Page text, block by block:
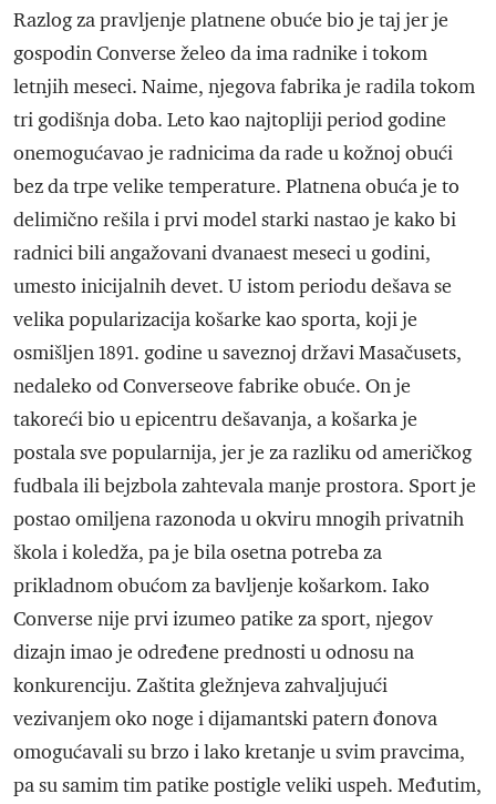
Razlog za pravljenje platnene obuće bio je taj jer je
gospodin Converse želeo da ima radnike i tokom
letnjih meseci. Naime, njegova fabrika je radila tokom
tri godišnja doba. Leto kao najtopliji period godine
onemogućavao je radnicima da rade u kožnoj obući
bez da trpe velike temperature. Platnena obuća je to
delimično rešila i prvi model starki nastao je kako bi
radnici bili angažovani dvanaest meseci u godini,
umesto inicijalnih devet. U istom periodu dešava se
velika popularizacija košarke kao sporta, koji je
osmišljen 1891. godine u saveznoj državi Masačusets,
nedaleko od Converseove fabrike obuće. On je
takoreći bio u epicentru dešavanja, a košarka je
postala sve popularnija, jer je za razliku od američkog
fudbala ili bejzbola zahtevala manje prostora. Sport je
postao omiljena razonoda u okviru mnogih privatnih
škola i koledža, pa je bila osetna potreba za
prikladnom obućom za bavljenje košarkom. Iako
Converse nije prvi izumeo patike za sport, njegov
dizajn imao je određene prednosti u odnosu na
konkurenciju. Zaštita gležnjeva zahvaljujući
vezivanjem oko noge i dijamantski patern đonova
omogućavali su brzo i lako kretanje u svim pravcima,
pa su samim tim patike postigle veliki uspeh. Međutim,